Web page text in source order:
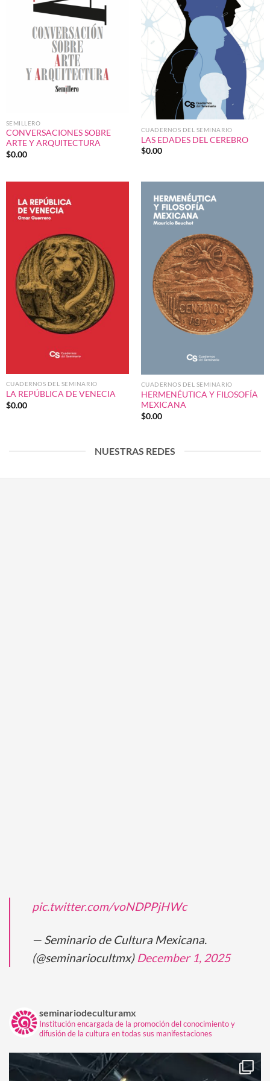
SEMILLERO
CONVERSACIONES SOBRE
ARTE Y ARQUITECTURA
$0.00
CUADERNOS DEL SEMINARIO
LAS EDADES DEL CEREBRO
$0.00
CUADERNOS DEL SEMINARIO
LA REPÚBLICA DE VENECIA
$0.00
CUADERNOS DEL SEMINARIO
HERMENÉUTICA Y FILOSOFÍA
MEXICANA
$0.00
NUESTRAS REDES
pic.twitter.com/voNDPPjHWc
— Seminario de Cultura Mexicana.
(@seminariocultmx) December 1, 2025
seminariodeculturamx
Institución encargada de la promoción del conocimiento y
difusión de la cultura en todas sus manifestaciones